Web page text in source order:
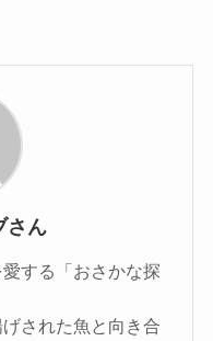
さん
する「おさかな探
された魚と向き合